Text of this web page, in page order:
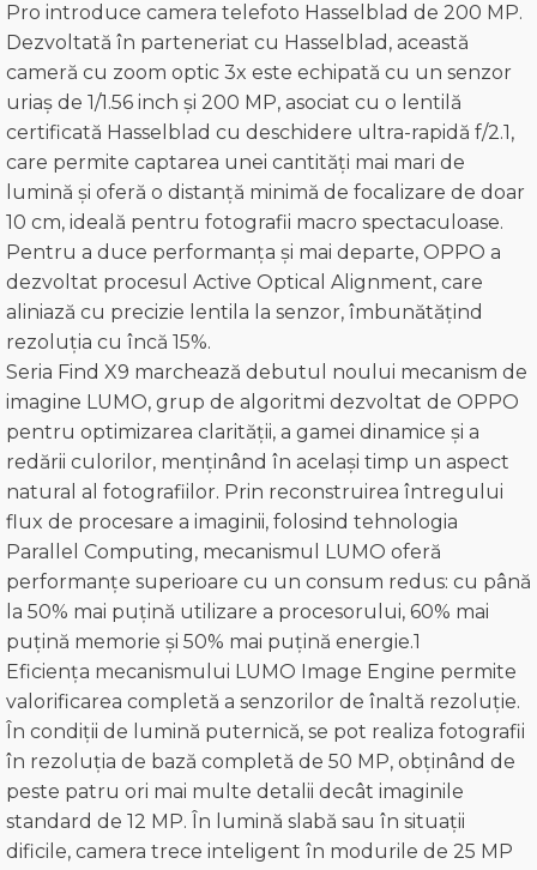
Pro introduce camera telefoto Hasselblad de 200 MP.
Dezvoltată în parteneriat cu Hasselblad, această
cameră cu zoom optic 3x este echipată cu un senzor
uriaș de 1/1.56 inch și 200 MP, asociat cu o lentilă
certificată Hasselblad cu deschidere ultra-rapidă f/2.1,
care permite captarea unei cantități mai mari de
lumină și oferă o distanță minimă de focalizare de doar
10 cm, ideală pentru fotografii macro spectaculoase.
Pentru a duce performanța și mai departe, OPPO a
dezvoltat procesul Active Optical Alignment, care
aliniază cu precizie lentila la senzor, îmbunătățind
rezoluția cu încă 15%.
Seria Find X9 marchează debutul noului mecanism de
imagine LUMO, grup de algoritmi dezvoltat de OPPO
pentru optimizarea clarității, a gamei dinamice și a
redării culorilor, menținând în același timp un aspect
natural al fotografiilor. Prin reconstruirea întregului
flux de procesare a imaginii, folosind tehnologia
Parallel Computing, mecanismul LUMO oferă
performanțe superioare cu un consum redus: cu până
la 50% mai puțină utilizare a procesorului, 60% mai
puțină memorie și 50% mai puțină energie.1
Eficiența mecanismului LUMO Image Engine permite
valorificarea completă a senzorilor de înaltă rezoluție.
În condiții de lumină puternică, se pot realiza fotografii
în rezoluția de bază completă de 50 MP, obținând de
peste patru ori mai multe detalii decât imaginile
standard de 12 MP. În lumină slabă sau în situații
dificile, camera trece inteligent în modurile de 25 MP